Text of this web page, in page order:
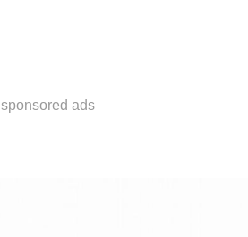
sponsored ads